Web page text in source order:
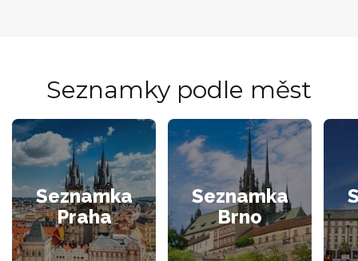
Seznamky podle měst
Seznamka
Praha
Seznamka
Brno